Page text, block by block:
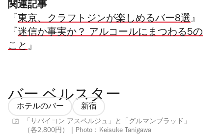
関連記事
『 東京、クラフトジンが楽しめるバー8選』
『 迷信か事実か？ アルコールにまつわる5の
こと』
バー ベルスター
ホテルのバー 新宿
「サバイヨン アスペルジュ」と「グルマンブラッド」
（各2,800円）｜Photo：Keisuke Tanigawa